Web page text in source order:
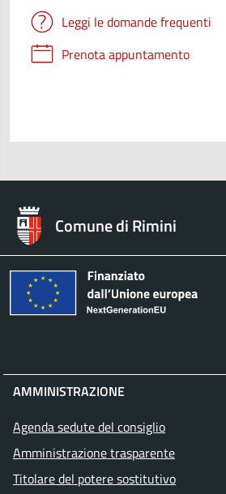
Leggi le domande frequenti
Prenota appuntamento
Comune di Rimini
AMMINISTRAZIONE
Agenda sedute del consiglio
Amministrazione trasparente
Titolare del potere sostitutivo